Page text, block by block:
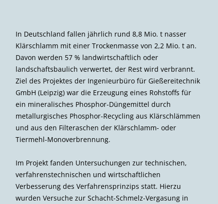
In Deutschland fallen jährlich rund 8,8 Mio. t nasser
Klärschlamm mit einer Trockenmasse von 2,2 Mio. t an.
Davon werden 57 % landwirtschaftlich oder
landschaftsbaulich verwertet, der Rest wird verbrannt.
Ziel des Projektes der Ingenieurbüro für Gießereitechnik
GmbH (Leipzig) war die Erzeugung eines Rohstoffs für
ein mineralisches Phosphor-Düngemittel durch
metallurgisches Phosphor-Recycling aus Klärschlämmen
und aus den Filteraschen der Klärschlamm- oder
Tiermehl-Monoverbrennung.
Im Projekt fanden Untersuchungen zur technischen,
verfahrenstechnischen und wirtschaftlichen
Verbesserung des Verfahrensprinzips statt. Hierzu
wurden Versuche zur Schacht-Schmelz-Vergasung in